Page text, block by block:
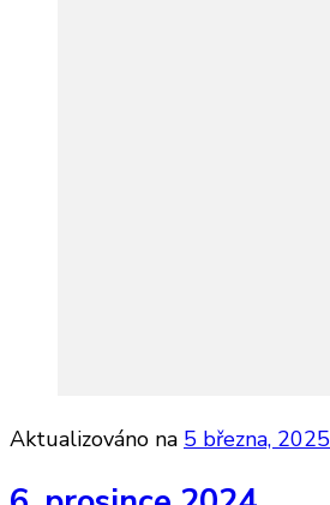
Aktualizováno na 5 března, 2025